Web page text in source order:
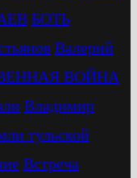
БОТЬ
Валерий
ВОЙНА
Владимир
тульской
Встреча